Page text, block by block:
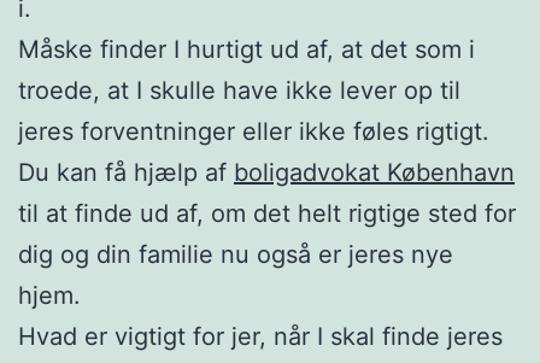
i.
Måske finder I hurtigt ud af, at det som i
troede, at I skulle have ikke lever op til
jeres forventninger eller ikke føles rigtigt.
Du kan få hjælp af boligadvokat København
til at finde ud af, om det helt rigtige sted for
dig og din familie nu også er jeres nye
hjem.
Hvad er vigtigt for jer, når I skal finde jeres